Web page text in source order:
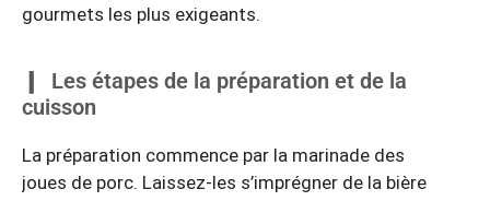
gourmets les plus exigeants.
Les étapes de la préparation et de la
cuisson
La préparation commence par la marinade des
joues de porc. Laissez-les s’imprégner de la bière